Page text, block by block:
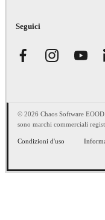
Seguici
© 2026 Chaos Software
sono marchi commerciali
Condizioni d'uso